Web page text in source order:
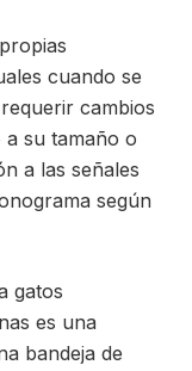
cuando se
cambios
a su tamaño o
a las señales
según
gatos
es una
bandeja de